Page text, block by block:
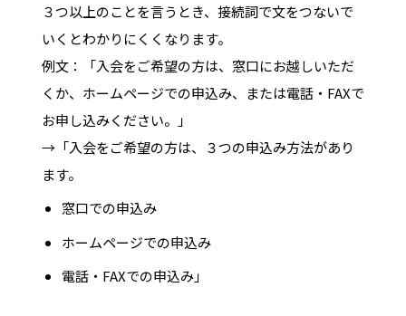
３つ以上のことを言うとき、接続詞で文をつないで
いくとわかりにくくなります。
例文：「入会をご希望の方は、窓口にお越しいただ
くか、ホームページでの申込み、または電話・FAXで
お申し込みください。」
→「入会をご希望の方は、３つの申込み方法があり
ます。
窓口での申込み
ホームページでの申込み
電話・FAXでの申込み」